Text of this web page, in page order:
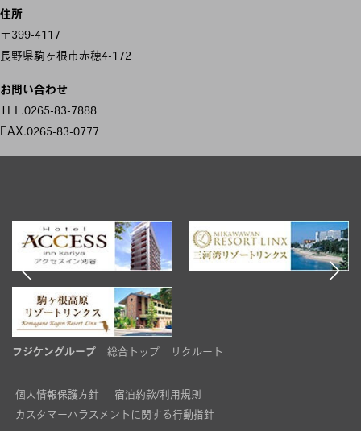
稿
ナ
ビ
ゲ
ー
ン
住所
〒399-4117
長野県駒ヶ根市赤穂4-172
お問い合わせ
TEL.0265-83-7888
FAX.0265-83-0777
フジケングループ 総合トップ リクルート
個人情報保護方針
宿泊約款/利用規則
カスタマーハラスメントに関する行動指針